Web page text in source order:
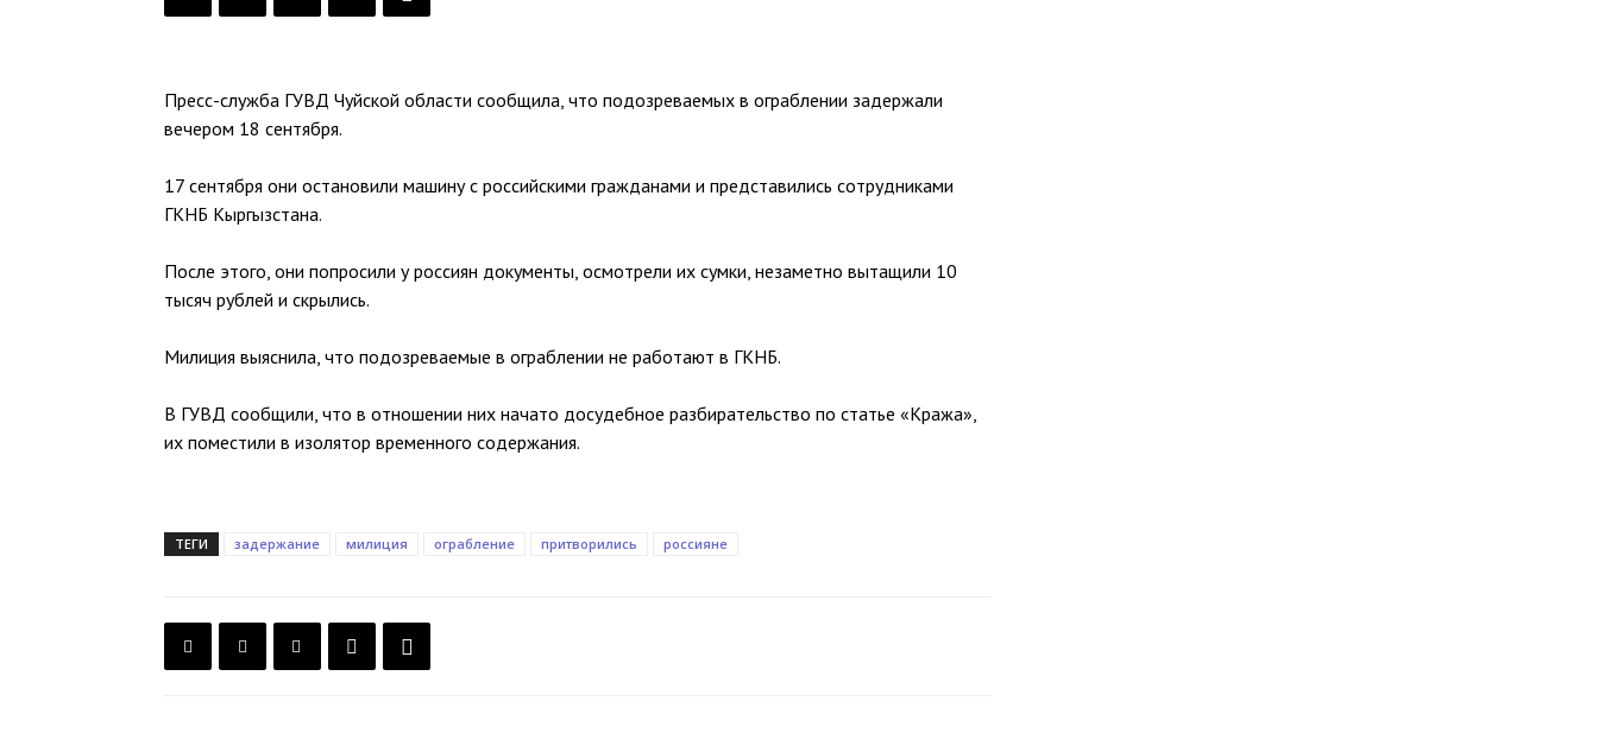
Пресс-служба ГУВД Чуйской области сообщила, что подозреваемых в ограблении задержали
вечером 18 сентября.
17 сентября они остановили машину с российскими гражданами и представились сотрудниками
ГКНБ Кыргызстана.
После этого, они попросили у россиян документы, осмотрели их сумки, незаметно вытащили 10
тысяч рублей и скрылись.
Милиция выяснила, что подозреваемые в ограблении не работают в ГКНБ.
В ГУВД сообщили, что в отношении них начато досудебное разбирательство по статье «Кража»,
их поместили в изолятор временного содержания.
ТЕГИ задержание милиция ограбление притворились россияне